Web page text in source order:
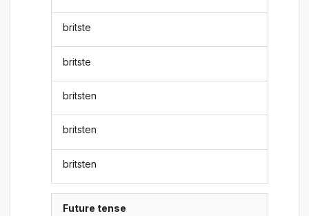
britste
britste
britsten
britsten
britsten
Future tense